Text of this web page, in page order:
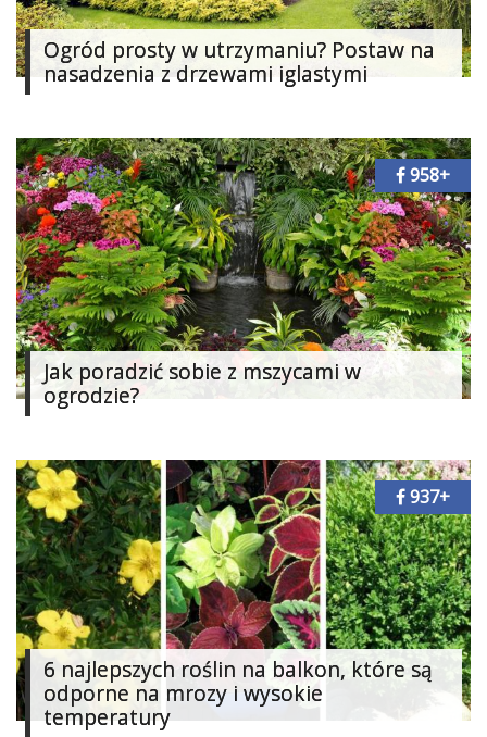
Ogród prosty w utrzymaniu? Postaw na
nasadzenia z drzewami iglastymi
Jak poradzić sobie z mszycami w
ogrodzie?
958+
6 najlepszych roślin na balkon, które są
odporne na mrozy i wysokie
temperatury
937+